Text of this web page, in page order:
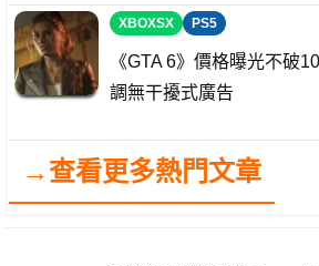
XBOXSX PS5
《GTA 6》價格曝光不破
調無干擾式廣告
→查看更多熱門文章